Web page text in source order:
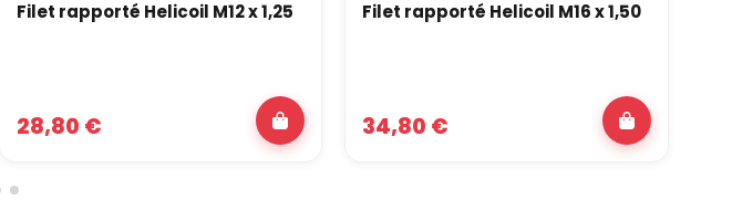
Filet rapporté Helicoil M12 x 1,25
28,80 €
Filet rapporté Helicoil M16 x 1,50
34,80 €